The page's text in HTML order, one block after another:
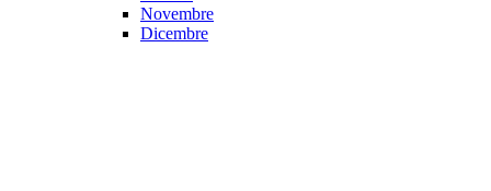
Novembre
Dicembre